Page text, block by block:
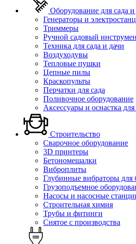
Оборудование для сада и
Генераторы и
Триммеры
Ручной садовый
Техника для сада и дачи
Воздуходувы
Тепловые пушки
Цепные пилы
Краскопульты
Перчатки для сада
Поливочное оборудование
Аксессуары и оснастка
Строительство
Сварочное оборудование
3D принтеры
Бетономешалки
Виброплиты
Глубинные вибраторы для
Грузоподъемное
Насосы и насосные
Строительная химия
Трубы и фитинги
Снятое с производства